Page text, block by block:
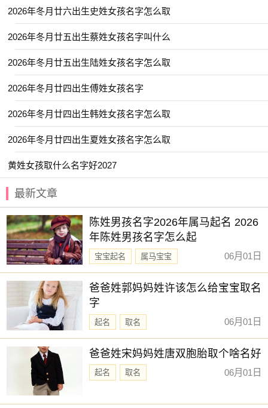
【雪蕙】 【曼殊】 【韵瑾】 【嘉彦】
【宣霖】 【星源】 【梦言】 【瑾宣】
【箐瑶】 【含湘】 【乐淳】 【念芙】
【棠姗】 【雨菡】 【慕思】 【栩如】
【安盈】 【予欣】 【静枫】 【惜颜】
【清悠】 【诗渝】 【皙然】 【亦闲】
【锦容】 【晴羽】 【晨雅】 【桐华】
【畅霏】 【子念】 【祐禾】 【艺茹】
【景娴】 【昱珊】 【晞辰】 【尹黎】
【简溪】 【夏荷】 【瑞希】 【日晞】
【梓雯】 【文墨】 【妙桐】 【宜珊】
【云涵】 【昀遥】 【新亭】 【清苒】
【颖歆】 【童夕】 【晶菲】 【昕蕾】
【安怡】 【云谣】 【之夏】 【筱乐】
【诗暮】 【芷熙】 【书娴】 【湘灵】
【书颜】 【与夏】 【乔苒】 【予清】
赐子好名，能伴子一生。想给宝宝取一个好名字吗？选
择下方的 【宝宝起名】，为孩子起一个吉利的好名字吧。
2026年冬月廿六出生史姓女孩名字怎么取
2026年冬月廿五出生蔡姓女孩名字叫什么
2026年冬月廿五出生陆姓女孩名字怎么取
2026年冬月廿四出生傅姓女孩名字
2026年冬月廿四出生韩姓女孩名字怎么取
2026年冬月廿四出生夏姓女孩名字怎么取
黄姓女孩取什么名字好2027
最新文章
陈姓男孩名字2026年属马起名 2026
年陈姓男孩名字怎么起
宝宝起名
属马宝宝
新生儿取名
06月01日
爸爸姓郭妈妈姓许该怎么给宝宝取名
字
起名 取名 06月01日
爸爸姓宋妈妈姓唐双胞胎取个啥名好
起名 取名 06月01日